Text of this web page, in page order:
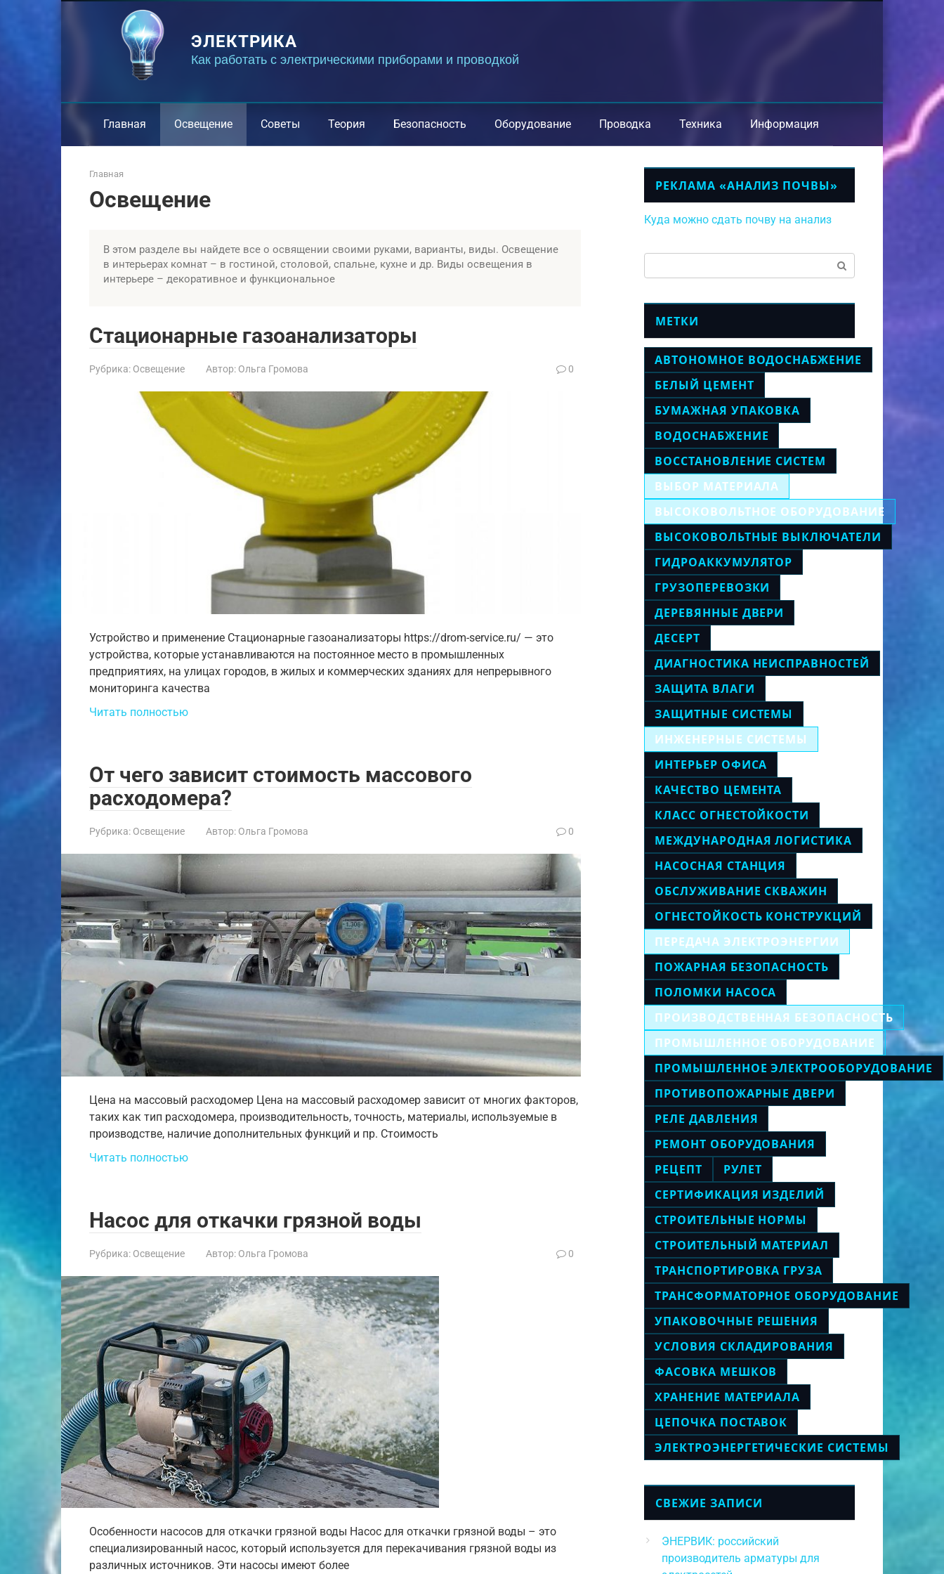
ЭЛЕКТРИКА
Как работать с электрическими приборами и проводкой
Главная Освещение Советы Теория Безопасность Оборудование Проводка Техника Информация
Главная
Освещение
В этом разделе вы найдете все о освящении своими руками, варианты, виды. Освещение
в интерьерах комнат – в гостиной, столовой, спальне, кухне и др. Виды освещения в
интерьере – декоративное и функциональное
Стационарные газоанализаторы
Рубрика: Освещение Автор: Ольга Громова 0
Устройство и применение Стационарные газоанализаторы https://drom-service.ru/ — это
устройства, которые устанавливаются на постоянное место в промышленных
предприятиях, на улицах городов, в жилых и коммерческих зданиях для непрерывного
мониторинга качества
Читать полностью
От чего зависит стоимость массового
расходомера?
Рубрика: Освещение Автор: Ольга Громова 0
Цена на массовый расходомер Цена на массовый расходомер зависит от многих факторов,
таких как тип расходомера, производительность, точность, материалы, используемые в
производстве, наличие дополнительных функций и пр. Стоимость
Читать полностью
Насос для откачки грязной воды
Рубрика: Освещение Автор: Ольга Громова 0
Особенности насосов для откачки грязной воды Насос для откачки грязной воды – это
специализированный насос, который используется для перекачивания грязной воды из
различных источников. Эти насосы имеют более
РЕКЛАМА «АНАЛИЗ ПОЧВЫ»
Куда можно сдать почву на анализ
МЕТКИ
АВТОНОМНОЕ ВОДОСНАБЖЕНИЕ
БЕЛЫЙ ЦЕМЕНТ
БУМАЖНАЯ УПАКОВКА
ВОДОСНАБЖЕНИЕ
ВОССТАНОВЛЕНИЕ СИСТЕМ
ВЫБОР МАТЕРИАЛА
ВЫСОКОВОЛЬТНОЕ ОБОРУДОВАНИЕ
ВЫСОКОВОЛЬТНЫЕ ВЫКЛЮЧАТЕЛИ
ГИДРОАККУМУЛЯТОР
ГРУЗОПЕРЕВОЗКИ
ДЕРЕВЯННЫЕ ДВЕРИ
ДЕСЕРТ
ДИАГНОСТИКА НЕИСПРАВНОСТЕЙ
ЗАЩИТА ВЛАГИ
ЗАЩИТНЫЕ СИСТЕМЫ
ИНЖЕНЕРНЫЕ СИСТЕМЫ
ИНТЕРЬЕР ОФИСА
КАЧЕСТВО ЦЕМЕНТА
КЛАСС ОГНЕСТОЙКОСТИ
МЕЖДУНАРОДНАЯ ЛОГИСТИКА
НАСОСНАЯ СТАНЦИЯ
ОБСЛУЖИВАНИЕ СКВАЖИН
ОГНЕСТОЙКОСТЬ КОНСТРУКЦИЙ
ПЕРЕДАЧА ЭЛЕКТРОЭНЕРГИИ
ПОЖАРНАЯ БЕЗОПАСНОСТЬ
ПОЛОМКИ НАСОСА
ПРОИЗВОДСТВЕННАЯ БЕЗОПАСНОСТЬ
ПРОМЫШЛЕННОЕ ОБОРУДОВАНИЕ
ПРОМЫШЛЕННОЕ ЭЛЕКТРООБОРУДОВАНИЕ
ПРОТИВОПОЖАРНЫЕ ДВЕРИ
РЕЛЕ ДАВЛЕНИЯ
РЕМОНТ ОБОРУДОВАНИЯ
РЕЦЕПТ
РУЛЕТ
СЕРТИФИКАЦИЯ ИЗДЕЛИЙ
СТРОИТЕЛЬНЫЕ НОРМЫ
СТРОИТЕЛЬНЫЙ МАТЕРИАЛ
ТРАНСПОРТИРОВКА ГРУЗА
ТРАНСФОРМАТОРНОЕ ОБОРУДОВАНИЕ
УПАКОВОЧНЫЕ РЕШЕНИЯ
УСЛОВИЯ СКЛАДИРОВАНИЯ
ФАСОВКА МЕШКОВ
ХРАНЕНИЕ МАТЕРИАЛА
ЦЕПОЧКА ПОСТАВОК
ЭЛЕКТРОЭНЕРГЕТИЧЕСКИЕ СИСТЕМЫ
СВЕЖИЕ ЗАПИСИ
ЭНЕРВИК: российский
производитель арматуры для